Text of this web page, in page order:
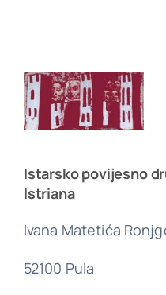
Istarsko povijesno
Istriana
Ivana Matetića
52100 Pula